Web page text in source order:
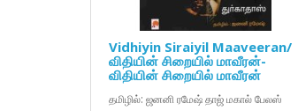
Vidhiyin Siraiyil Maaveeran/
விதியின் சிறையில் மாவீரன்-
விதியின் சிறையில் மாவீரன்
தமிழில்: ஜனனி ரமேஷ் தாஜ் மகால் பேலஸ்